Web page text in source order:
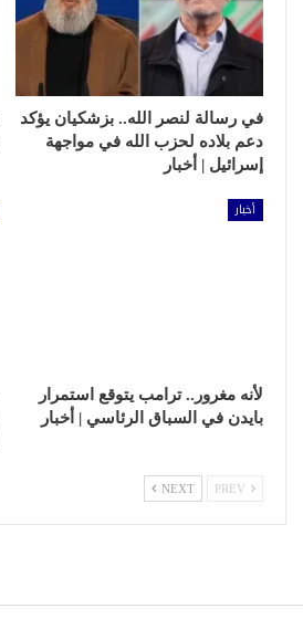
في رسالة لنصر الله.. بزشكيان يؤكد
دعم بلاده لحزب الله في مواجهة
إسرائيل | أخبار
أخبار
لأنه مغرور.. ترامب يتوقع استمرار
بايدن في السباق الرئاسي | أخبار
NEXT